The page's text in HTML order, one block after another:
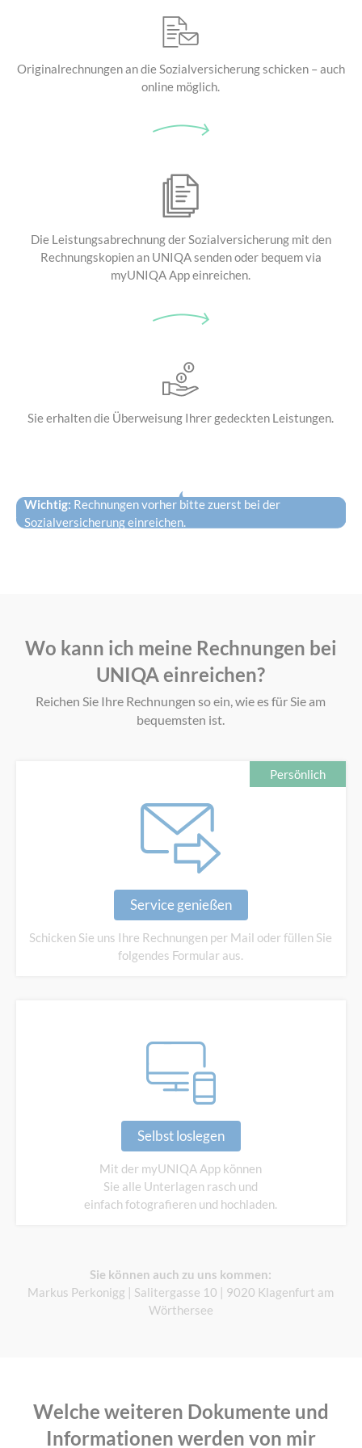
Originalrechnungen an dieSozialversicherung schicken – auch
online möglich.
Die Leistungsabrechnungder Sozialversicherung mit den
Rechnungskopien an UNIQA sendenoder bequem via
myUNIQA App einreichen.
Sie erhalten die Überweisung Ihrergedeckten Leistungen.
Wichtig: Rechnungen vorher bitte zuerst bei der
Sozialversicherung einreichen.
Wo kann ich meine Rechnungen bei
UNIQA einreichen?
Reichen Sie Ihre Rechnungen so ein, wie es für Sie am
bequemsten ist.
Persönlich
Service genießen
Schicken Sie uns Ihre Rechnungen per Mail oder füllen Sie
folgendes Formular aus.
Selbst loslegen
Mit der myUNIQA App können
Sie alle Unterlagen rasch und
einfach fotografieren und hochladen.
Sie können auch zu uns kommen:
Markus Perkonigg | Salitergasse 10 | 9020 Klagenfurt am
Wörthersee
Welche weiteren Dokumente und
Informationen werden von mir